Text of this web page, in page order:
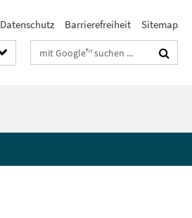
Datenschutz Barrierefreiheit Sitemap
Suchbegriffe